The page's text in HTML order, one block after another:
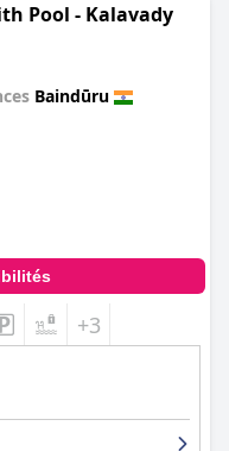
Pool - Kalavady
Baindūru
+3